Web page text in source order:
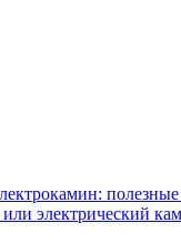
электрический